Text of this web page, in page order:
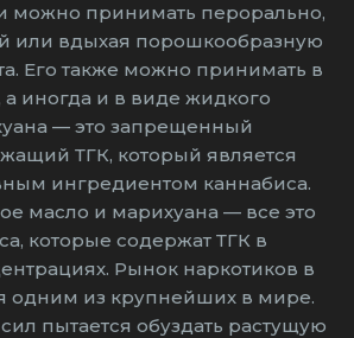
можно принимать перорально,
или вдыхая порошкообразную
Его также можно принимать в
а иногда и в виде жидкого
— это запрещенный
ТГК, который является
ингредиентом каннабиса.
масло и марихуана — все это
которые содержат ТГК в
Рынок наркотиков в
одним из крупнейших в мире.
пытается обуздать растущую